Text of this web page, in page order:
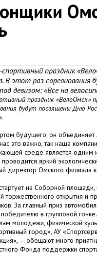
праздник
В этот раз
девизом: «Все на
праздник
будут посвящены Дню
будущего: он
это важно, так наша
среде является одним
яркий
директор Омского филиала
на Соборной
торжественного открытия и
За главный приз
в групповой
молодежи, физической
город», АУ
— обещают много
Фонда поддержки